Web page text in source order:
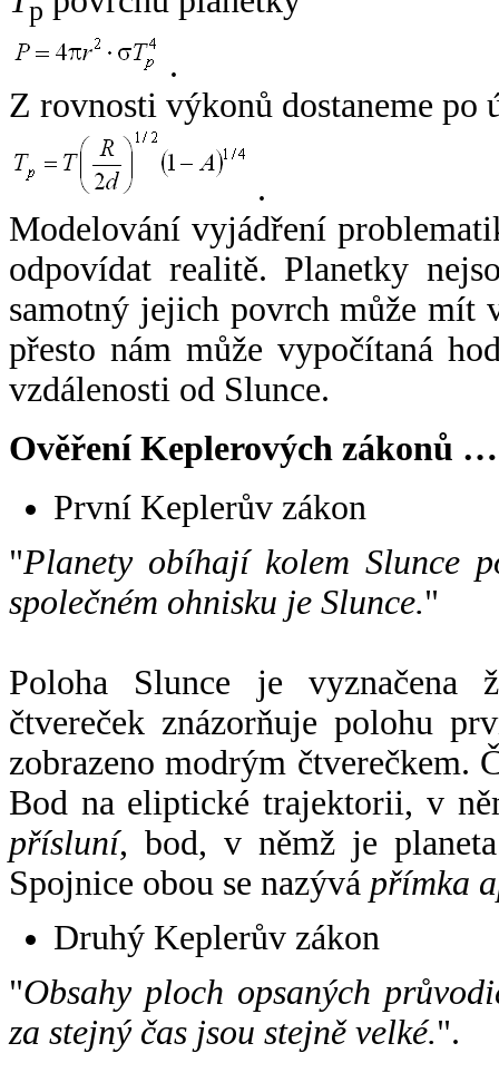
p
.
Z rovnosti výkonů dostaneme po
.
Modelování vyjádření
odpovídat realitě. Planetky
samotný jejich povrch může mít
přesto nám může vypočítaná
vzdálenosti od Slunce.
Ověření Keplerových zákonů …
První Keplerův zákon
"Planety obíhají kolem Slunce
společném ohnisku je Slunce."
Poloha Slunce je vyznačena
čtvereček znázorňuje polohu
zobrazeno modrým čtverečkem.
Bod na eliptické trajektorii, v
přísluní, bod, v němž je
Spojnice obou se nazývá přímka
Druhý Keplerův zákon
"Obsahy ploch opsaných
za stejný čas jsou stejně velké.".